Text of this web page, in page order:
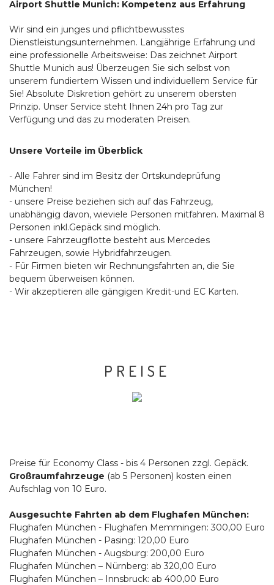
Airport Shuttle Munich: Kompetenz aus Erfahrung
Wir sind ein junges und pflichtbewusstes
Dienstleistungsunternehmen. Langjährige Erfahrung und
eine professionelle Arbeitsweise: Das zeichnet Airport
Shuttle Munich aus! Überzeugen Sie sich selbst von
unserem fundiertem Wissen und individuellem Service für
Sie! Absolute Diskretion gehört zu unserem obersten
Prinzip. Unser Service steht Ihnen 24h pro Tag zur
Verfügung und das zu moderaten Preisen.
Unsere Vorteile im Überblick
- Alle Fahrer sind im Besitz der Ortskundeprüfung
München!
- unsere Preise beziehen sich auf das Fahrzeug,
unabhängig davon, wieviele Personen mitfahren. Maximal 8
Personen inkl.Gepäck sind möglich.
- unsere Fahrzeugflotte besteht aus Mercedes
Fahrzeugen, sowie Hybridfahrzeugen.
- Für Firmen bieten wir Rechnungsfahrten an, die Sie
bequem überweisen können.
- Wir akzeptieren alle gängigen Kredit-und EC Karten.
PREISE
Preise für Economy Class - bis 4 Personen zzgl. Gepäck.
Großraumfahrzeuge (ab 5 Personen) kosten einen
Aufschlag von 10 Euro.
Ausgesuchte Fahrten ab dem Flughafen München:
Flughafen München - Flughafen Memmingen: 300,00 Euro
Flughafen München - Pasing: 120,00 Euro
Flughafen München - Augsburg: 200,00 Euro
Flughafen München – Nürnberg: ab 320,00 Euro
Flughafen München – Innsbruck: ab 400,00 Euro